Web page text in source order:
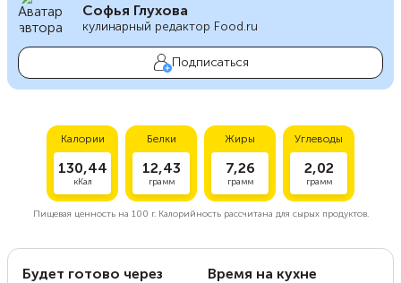
Софья Глухова
кулинарный редактор Food.ru
Подписаться
Калории
130,44
кКал
Белки
12,43
грамм
Жиры
7,26
грамм
Углеводы
2,02
грамм
Пищевая ценность на 100 г.Калорийность рассчитана для сырых продуктов.
Будет готово через Время на кухне